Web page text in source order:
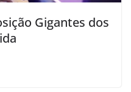
Gigantes dos